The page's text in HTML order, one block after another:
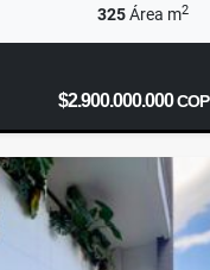
325Área m2
$2.900.000.000COP